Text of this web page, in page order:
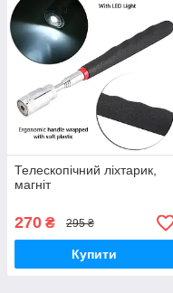
Телескопічний ліхтарик,
магніт
270 ₴ 295 ₴
Купити